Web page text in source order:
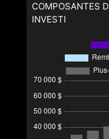
COMPOSANTES
INVESTI